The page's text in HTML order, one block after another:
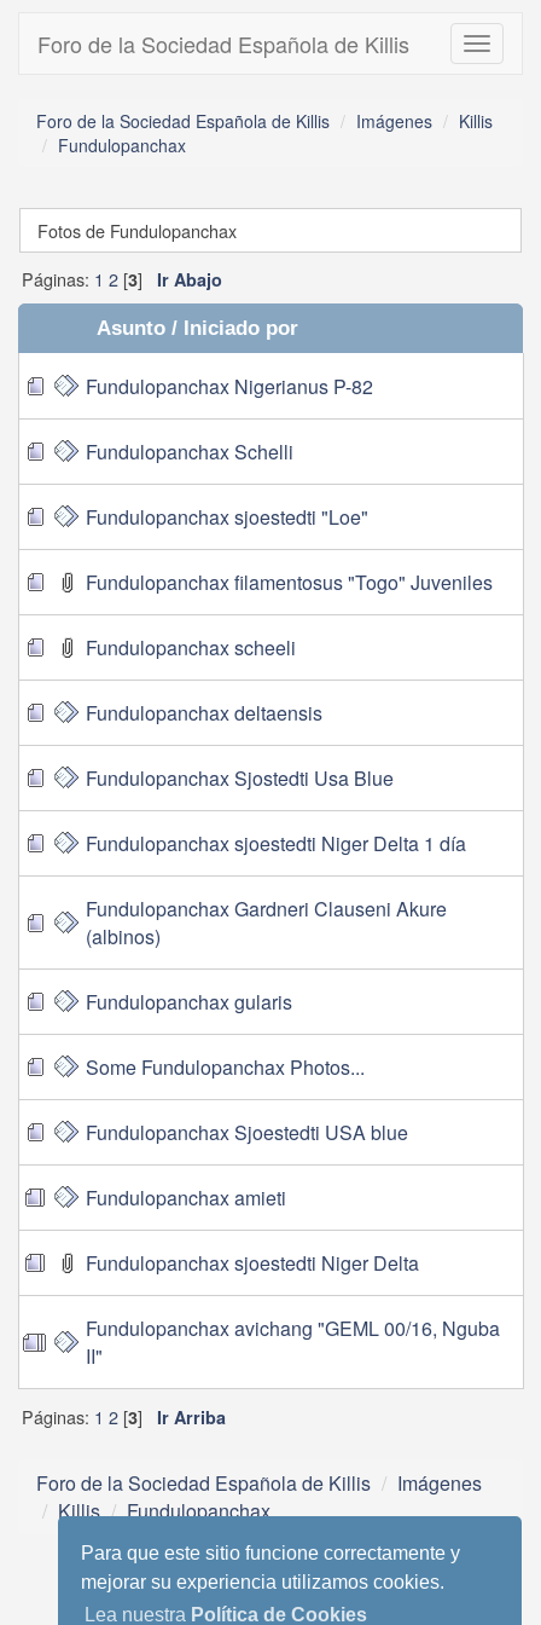
Para que este sitio funcione correctamente y
mejorar su experiencia utilizamos cookies.
Lea nuestra Política de Cookies
Toggle
Foro de la Sociedad Española de Killis
Foro de la Sociedad Española de Killis Imágenes
Killis
Fundulopanchax
Fotos de Fundulopanchax
Páginas: 1 2[3] Ir Abajo
Asunto/ Iniciado por
Fundulopanchax Nigerianus P-82
Fundulopanchax Schelli
Fundulopanchax sjoestedti "Loe"
Fundulopanchax filamentosus "Togo" Juveniles
Fundulopanchax scheeli
Fundulopanchax deltaensis
Fundulopanchax Sjostedti Usa Blue
Fundulopanchax sjoestedti Niger Delta 1 día
Fundulopanchax Gardneri Clauseni Akure
(albinos)
Fundulopanchax gularis
Some Fundulopanchax Photos...
Fundulopanchax Sjoestedti USA blue
Fundulopanchax amieti
Fundulopanchax sjoestedti Niger Delta
Fundulopanchax avichang "GEML 00/16, Nguba
II"
Páginas: 1 2[3] Ir Arriba
Foro de la Sociedad Española de Killis
Imágenes
Killis
Fundulopanchax